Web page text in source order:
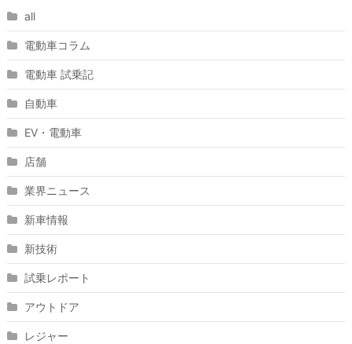
all
電動車コラム
電動車 試乗記
自動車
EV・電動車
店舗
業界ニュース
新車情報
新技術
試乗レポート
アウトドア
レジャー